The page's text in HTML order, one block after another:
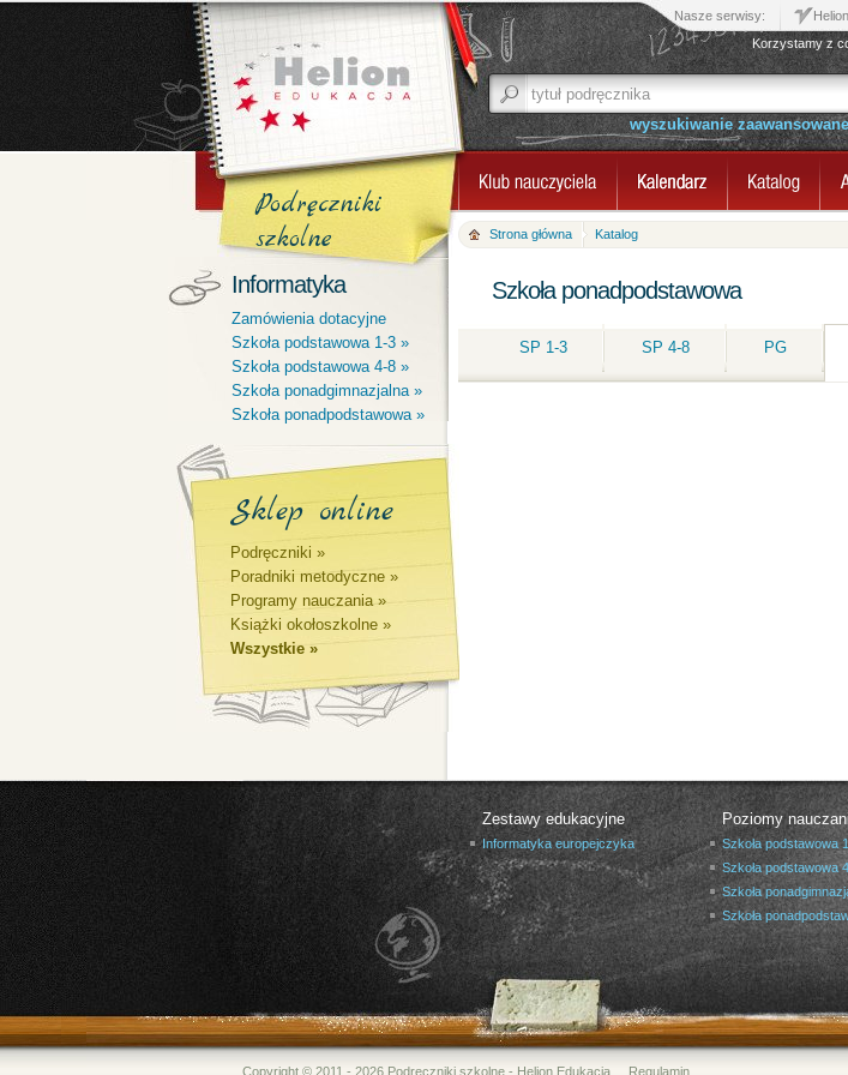
Nasze serwisy: Helion
Korzystamy z
wyszukiwanie
Podręczniki
szkolne
Informatyka
Zamówienia dotacyjne
Szkoła podstawowa 1-3 »
Szkoła podstawowa 4-8 »
Szkoła ponadgimnazjalna »
Szkoła ponadpodstawowa »
Sklep online
Podręczniki »
Poradniki metodyczne »
Programy nauczania »
Książki okołoszkolne »
Wszystkie »
Strona główna Katalog
Szkoła ponadpodstawowa
SP 1-3 SP 4-8 PG
Zestawy edukacyjne
Informatyka europejczyka
Poziomy
Szkoła podstawowa
Szkoła podstawowa
Szkoła
Szkoła
Copyright © 2011 - 2026 Podręczniki szkolne - Helion Edukacja Regulamin